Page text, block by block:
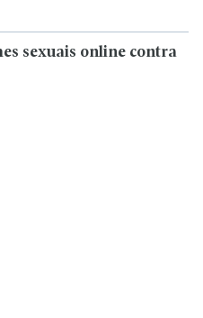
sexuais online contra